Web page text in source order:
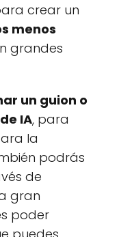
crear un
menos
grandes
un guion o
IA, para
la
podrás
de
gran
poder